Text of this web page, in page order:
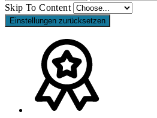
Skip To Content
Einstellungen zurücksetzen